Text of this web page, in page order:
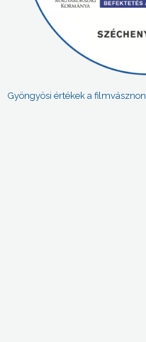
Gyöngyösi értékek a filmvásznon